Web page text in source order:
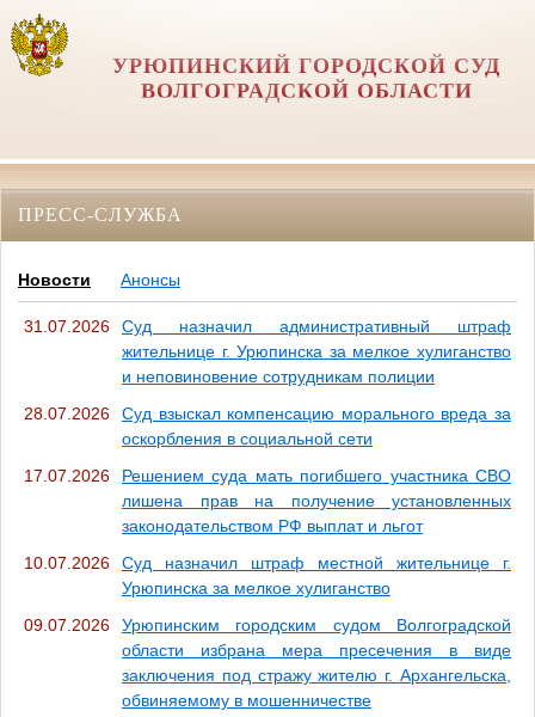
УРЮПИНСКИЙ ГОРОДСКОЙ СУД
ВОЛГОГРАДСКОЙ ОБЛАСТИ
ПРЕСС-СЛУЖБА
Новости Анонсы
31.07.2026
Суд назначил административный штраф
жительнице г. Урюпинска за мелкое хулиганство
и неповиновение сотрудникам полиции
28.07.2026
Суд взыскал компенсацию морального вреда за
оскорбления в социальной сети
17.07.2026
Решением суда мать погибшего участника СВО
лишена прав на получение установленных
законодательством РФ выплат и льгот
10.07.2026
Суд назначил штраф местной жительнице г.
Урюпинска за мелкое хулиганство
09.07.2026
Урюпинским городским судом Волгоградской
области избрана мера пресечения в виде
заключения под стражу жителю г. Архангельска,
обвиняемому в мошенничестве